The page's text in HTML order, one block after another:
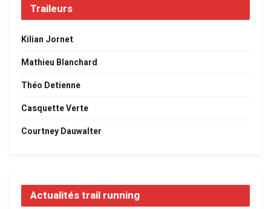
Traileurs
Kilian Jornet
Mathieu Blanchard
Théo Detienne
Casquette Verte
Courtney Dauwalter
Actualités trail running